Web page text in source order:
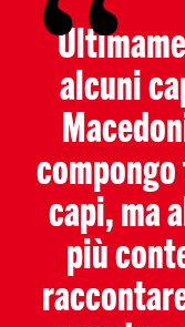
alcuni
capi, ma
più